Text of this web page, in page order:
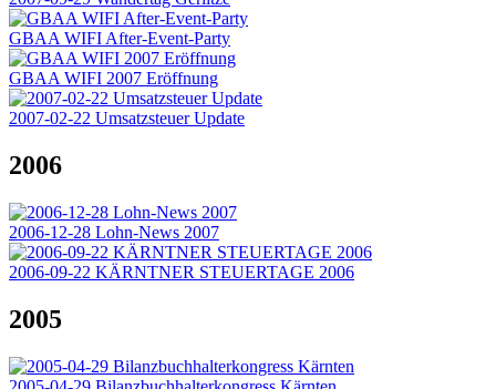
GBAA WIFI After-Event-Party
GBAA WIFI 2007 Eröffnung
2007-02-22 Umsatzsteuer Update
2006
2006-12-28 Lohn-News 2007
2006-09-22 KÄRNTNER STEUERTAGE 2006
2005